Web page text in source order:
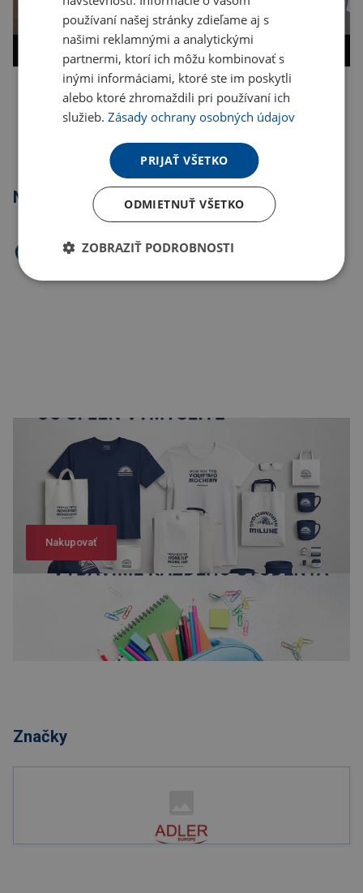
Kopírovať odkaz
Najpredávanejšie
Nakupovať
Značky
používaní našej stránky zdieľame aj s
našimi reklamnými a analytickými
partnermi, ktorí ich môžu kombinovať s
inými informáciami, ktoré ste im poskytli
alebo ktoré zhromaždili pri používaní ich
služieb.Zásady ochrany osobných údajov
PRIJAŤ VŠETKO
ODMIETNUŤ VŠETKO
ZOBRAZIŤ PODROBNOSTI